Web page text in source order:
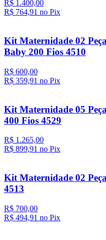
R$ 1.400,00
R$ 764,91 no Pix
Kit Maternidade 02
Baby 200 Fios 4510
R$ 600,00
R$ 359,91 no Pix
Kit Maternidade 05
400 Fios 4529
R$ 1.265,00
R$ 899,91 no Pix
Kit Maternidade 02
4513
R$ 700,00
R$ 494,91 no Pix